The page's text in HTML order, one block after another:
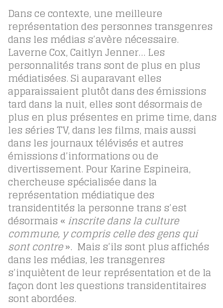
Dans ce contexte, une meilleure
représentation des personnes transgenres
dans les médias s’avère nécessaire.
Laverne Cox, Caitlyn Jenner… Les
personnalités trans sont de plus en plus
médiatisées. Si auparavant elles
apparaissaient plutôt dans des émissions
tard dans la nuit, elles sont désormais de
plus en plus présentes en prime time, dans
les séries TV, dans les films, mais aussi
dans les journaux télévisés et autres
émissions d’informations ou de
divertissement. Pour Karine Espineira,
chercheuse spécialisée dans la
représentation médiatique des
transidentités la personne trans s’est
désormais « inscrite dans la culture
commune, y compris celle des gens qui
sont contre». Mais s’ils sont plus affichés
dans les médias, les transgenres
s’inquiètent de leur représentation et de la
façon dont les questions transidentitaires
sont abordées.